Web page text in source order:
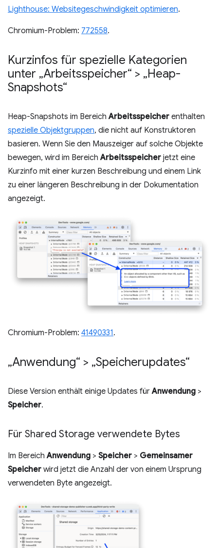
Lighthouse: Websitegeschwindigkeit optimieren.
Chromium-Problem: 772558.
Kurzinfos für spezielle Kategorien
unter „Arbeitsspeicher“ > „Heap-
Snapshots“
Heap-Snapshots im BereichArbeitsspeicher enthalten
spezielle Objektgruppen, die nicht auf Konstruktoren
basieren. Wenn Sie den Mauszeiger auf solche Objekte
bewegen, wird im BereichArbeitsspeicher jetzt eine
Kurzinfo mit einer kurzen Beschreibung und einem Link
zu einer längeren Beschreibung in der Dokumentation
angezeigt.
Chromium-Problem: 41490331.
„Anwendung“ > „Speicherupdates“
Diese Version enthält einige Updates fürAnwendung >
Speicher.
Für Shared Storage verwendete Bytes
Im BereichAnwendung > Speicher > Gemeinsamer
Speicher wird jetzt die Anzahl der von einem Ursprung
verwendeten Byte angezeigt.